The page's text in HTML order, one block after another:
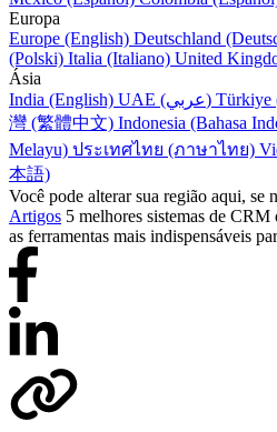
Europa
Europe (English) Deutschland
(Polski) Italia (Italiano) United
Ásia
India (English)
UAE (عربي) Türkiye
灣 (繁體中文) Indonesia (Bahasa
Melayu) ประเทศไทย (ภาษาไทย)
本語)
Você pode alterar sua região aqui, se
Artigos 5 melhores sistemas de
as ferramentas mais indispensáveis